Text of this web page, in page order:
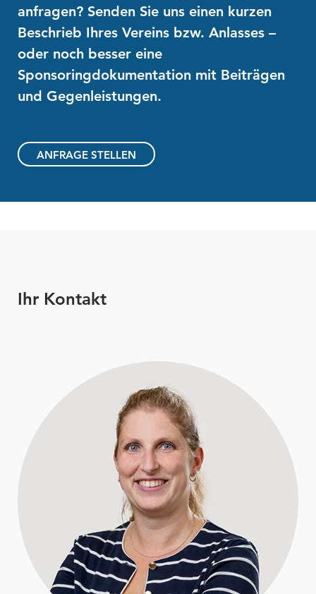
anfragen? Senden Sie uns einen kurzen
Beschrieb Ihres Vereins bzw. Anlasses –
oder noch besser eine
Sponsoringdokumentation mit Beiträgen
und Gegenleistungen.
ANFRAGE STELLEN
Ihr Kontakt